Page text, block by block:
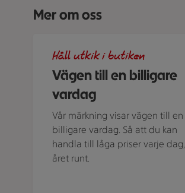
Mer om oss
Vägen till en billigare
vardag
Håll utkik i butiken
Vår märkning visar vägen till en
billigare vardag. Så att du kan
handla till låga priser varje dag,
året runt.